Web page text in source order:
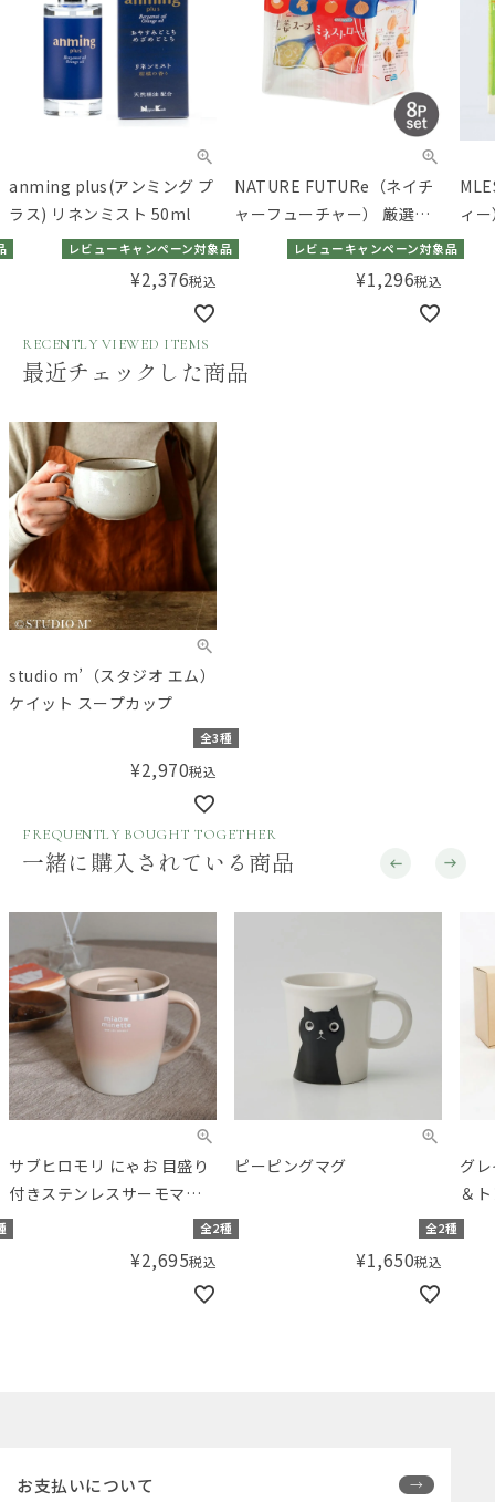
anming plus(アンミング プ
ラス) リネンミスト 50ml
レビューキャンペーン対象品
¥2,376税込
NATURE FUTURe（ネイチ
ャーフューチャー） 厳選素
材のスープバラエティセッ
レビューキャンペーン対象品
¥1,296税込
ィ
ー
RECENTLY VIEWED ITEMS
最近チェックした商品
studio m’（スタジオ エム）
ケイット スープカップ
全3種
¥2,970税込
FREQUENTLY BOUGHT TOGETHER
一緒に購入されている商品
サブヒロモリ にゃお 目盛り
付きステンレスサーモマグ
カップ
全2種
¥2,695税込
ピーピングマグ
全2種
¥1,650税込
グ
＆
お支払いについて